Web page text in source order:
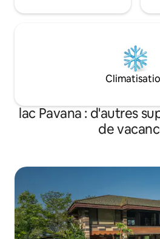
lac Pavana : d'autres
de